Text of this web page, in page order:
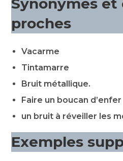
Synonymes et
proches
Vacarme
Tintamarre
Bruit métallique.
Faire un boucan d’enfer
un bruit à réveiller les
Exemples